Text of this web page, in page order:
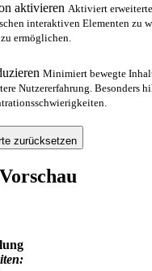
aktivieren Aktiviert
interaktiven Elementen zu
zu ermöglichen.
Minimiert bewegte
Nutzererfahrung. Besonders
zurücksetzen